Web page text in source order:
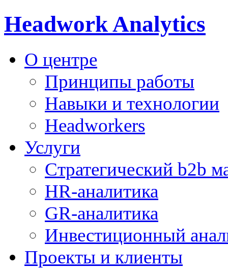
Headwork Analytics
О центре
Принципы работы
Навыки и технологии
Headworkers
Услуги
Стратегический b2b
HR-аналитика
GR-аналитика
Инвестиционный
Проекты и клиенты